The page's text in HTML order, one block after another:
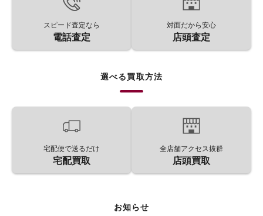
スピード査定なら
電話査定
対面だから安心
店頭査定
選べる買取方法
宅配便で送るだけ
宅配買取
全店舗アクセス抜群
店頭買取
お知らせ